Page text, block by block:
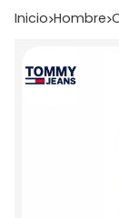
Inicio hombre